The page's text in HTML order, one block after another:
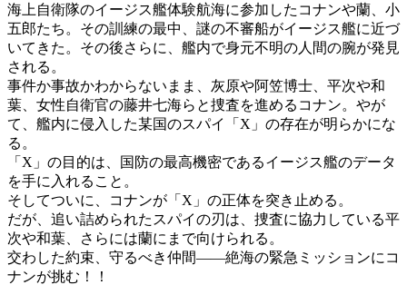
海上自衛隊のイージス艦体験航海に参加したコナンや蘭、小
五郎たち。その訓練の最中、謎の不審船がイージス艦に近づ
いてきた。その後さらに、艦内で身元不明の人間の腕が発見
される。
事件か事故かわからないまま、灰原や阿笠博士、平次や和
葉、女性自衛官の藤井七海らと捜査を進めるコナン。やが
て、艦内に侵入した某国のスパイ「X」の存在が明らかにな
る。
「X」の目的は、国防の最高機密であるイージス艦のデータ
を手に入れること。
そしてついに、コナンが「X」の正体を突き止める。
だが、追い詰められたスパイの刃は、捜査に協力している平
次や和葉、さらには蘭にまで向けられる。
交わした約束、守るべき仲間――絶海の緊急ミッションにコ
ナンが挑む！！